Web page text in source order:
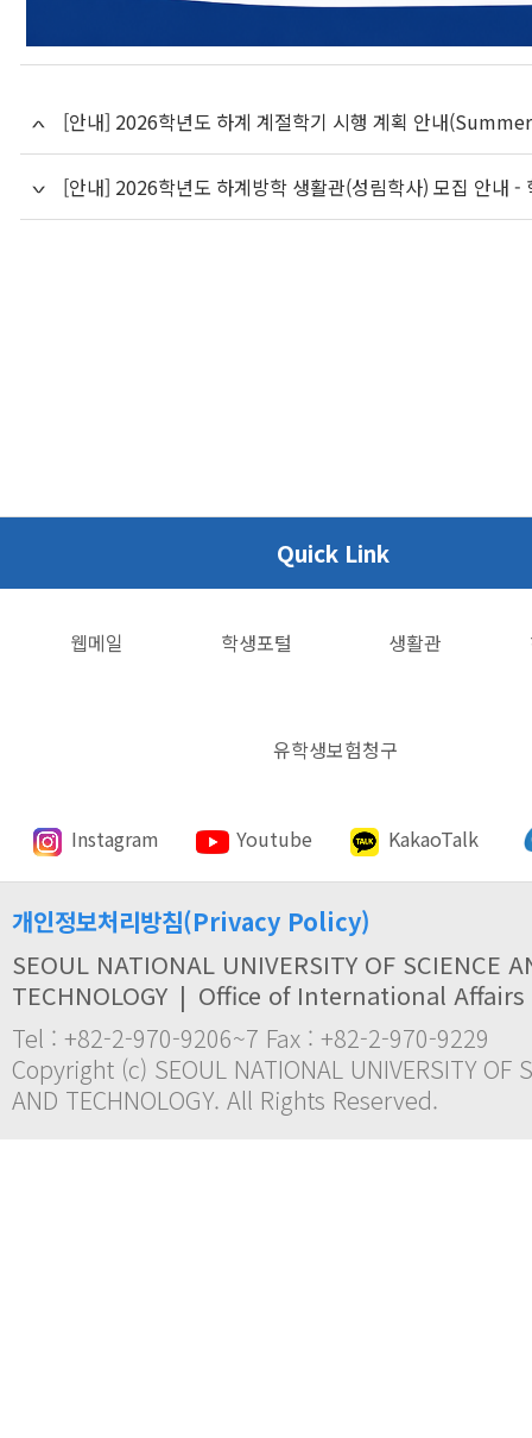
[안내] 2026학년도 하계 계절학기 시행 계획 안내
[안내] 2026학년도 하계방학 생활관(성림학사) 모집 안내 -
Quick Link
웹메일 학생포털 생활관
유학생보험청구
Instagram Youtube KakaoTalk
개인정보처리방침(Privacy Policy)
SEOUL NATIONAL UNIVERSITY OF SCIENCE
TECHNOLOGY | Office of International Affairs
Tel : +82-2-970-9206~7 Fax : +82-2-970-9229
Copyright (c) SEOUL NATIONAL UNIVERSITY OF
AND TECHNOLOGY. All Rights Reserved.